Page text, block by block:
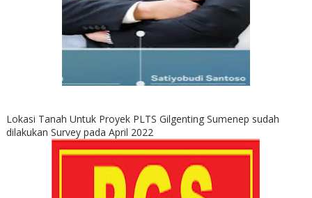
Lokasi Tanah Untuk Proyek PLTS Gilgenting Sumenep sudah
dilakukan Survey pada April 2022